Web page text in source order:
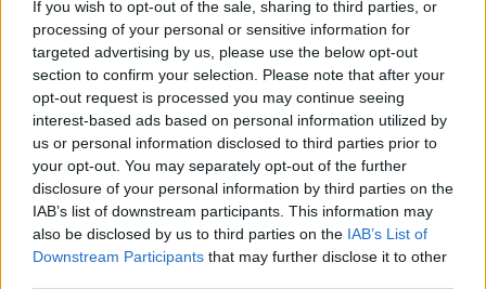
If you wish to opt-out of the sale, sharing to third parties, or
processing of your personal or sensitive information for
targeted advertising by us, please use the below opt-out
section to confirm your selection. Please note that after your
opt-out request is processed you may continue seeing
interest-based ads based on personal information utilized by
us or personal information disclosed to third parties prior to
your opt-out. You may separately opt-out of the further
disclosure of your personal information by third parties on the
IAB’s list of downstream participants. This information may
also be disclosed by us to third parties on the IAB’s List of
Downstream Participants that may further disclose it to other